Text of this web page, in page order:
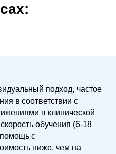
подход, частое
в соответствии с
в клинической
обучения (6-18
с
ниже, чем на